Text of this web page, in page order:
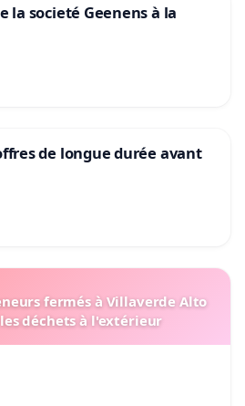
la societé Geenens à la
de longue durée avant
fermés à Villaverde Alto
déchets à l'extérieur